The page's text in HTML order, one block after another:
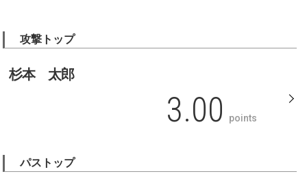
攻撃トップ
杉本 太郎
3.00 points
パストップ